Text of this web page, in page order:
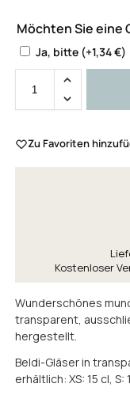
Möchten Sie eine
Ja, bitte (+1,34€)
Zu Favoriten
Kostenloser
Wunderschönes
transparent,
hergestellt.
Beldi-Gläser in
erhältlich: XS: 15 cl, S: